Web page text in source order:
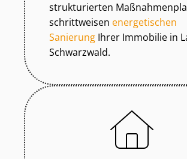
strukturierten
schrittweisen energetischen
Sanierung Ihrer Immobilie in
Schwarzwald.